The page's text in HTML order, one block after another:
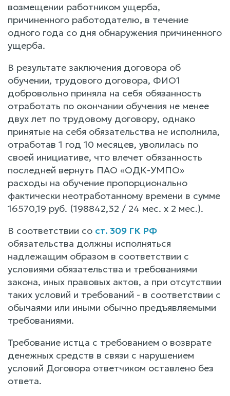
возмещении работником ущерба,
причиненного работодателю, в течение
одного года со дня обнаружения причиненного
ущерба.
В результате заключения договора об
обучении, трудового договора, ФИО1
добровольно приняла на себя обязанность
отработать по окончании обучения не менее
двух лет по трудовому договору, однако
принятые на себя обязательства не исполнила,
отработав 1 год 10 месяцев, уволилась по
своей инициативе, что влечет обязанность
последней вернуть ПАО «ОДК-УМПО»
расходы на обучение пропорционально
фактически неотработанному времени в сумме
16570,19 руб. (198842,32 / 24 мес. х 2 мес.).
В соответствии со ст. 309 ГК РФ
обязательства должны исполняться
надлежащим образом в соответствии с
условиями обязательства и требованиями
закона, иных правовых актов, а при отсутствии
таких условий и требований - в соответствии с
обычаями или иными обычно предъявляемыми
требованиями.
Требование истца с требованием о возврате
денежных средств в связи с нарушением
условий Договора ответчиком оставлено без
ответа.